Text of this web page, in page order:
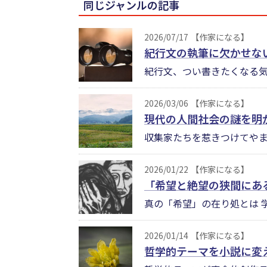
同じジャンルの記事
2026/07/17 【作家になる】
紀行文の執筆に欠かせな
紀行文、つい書きたくなる
2026/03/06 【作家になる】
現代の人間社会の謎を明
収集家たちを惹きつけてや
2026/01/22 【作家になる】
「希望と絶望の狭間に
真の「希望」の在り処とは
2026/01/14 【作家になる】
哲学的テーマを小説に